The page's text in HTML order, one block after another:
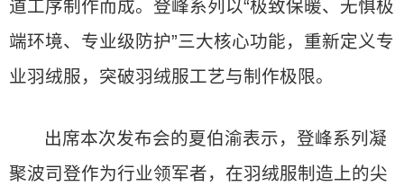
道工序制作而成。登峰系列以“极致保暖、无惧极
端环境、专业级防护”三大核心功能，重新定义专
业羽绒服，突破羽绒服工艺与制作极限。
出席本次发布会的夏伯渝表示，登峰系列凝
聚波司登作为行业领军者，在羽绒服制造上的尖